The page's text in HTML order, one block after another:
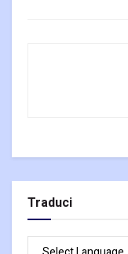
Traduci